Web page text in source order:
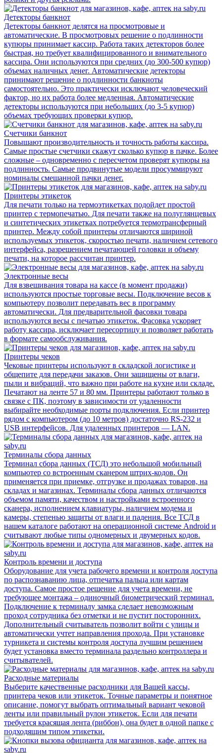
Детекторы банкнот
Детекторы банкнот делятся на просмотровые и
автоматические. В просмотровых решение о подлинности
купюры принимает кассир. Работа таких детекторов более
быстрая, но требует квалифицированного и внимательного
кассира. Они используются при средних (до 300-500 купюр)
объемах наличных денег. Автоматические детекторы
принимают решение о подлинности банкноты
самостоятельно. Это практически исключают человеческий
фактор, но их работа более медленная. Автоматические
детекторы используются при небольших (до 3-5 купюр)
объемах требующих проверки купюр.
Счетчики банкнот
Повышают производительность и точность работы кассира.
Самые простые счетчики скажут сколько купюр в пачке. Более
сложные – одновременно с пересчетом проверят купюры на
подлинность. Самые продвинутые модели просуммируют
номиналы смешанной пачки денег.
Принтеры этикеток
Для печати только на термоэтикетках подойдет простой
принтер с термопечатью. Для печати также на полуглянцевых
и синтетических этикетках потребуется термотрансферный
принтер. Между собой принтеры отличаются шириной
используемых этикеток, скоростью печати, наличием сетевого
интерфейса, разрешением печатающей головки и объему
печати, на которое рассчитан принтер.
Электронные весы
Для взвешивания товара на кассе (в момент продажи)
используются простые торговые весы. Подключение весов к
компьютеру позволит передавать вес в программу
автоматически. Для предварительной фасовки товара
используются весы с печатью этикеток. Фасовка ускоряет
работу кассира, исключает пересортицу и позволяет работать
в формате самообслуживания.
Принтеры чеков
Чековые принтеры используют в складской логистике и
общепите для передачи заказов. Они защищены от влаги,
пыли и вибраций, что важно при работе на кухне или складе.
Печатают на ленте 57 и 80 мм. Принтеры работают только в
связке с ПК, поэтому в зависимости от удаленности
выбирайте необходимые порты подключения. Если принтер
рядом с компьютером (до 10 метров) достаточно RS-232 и
USB интерфейсов. Для удаленных принтеров — LAN.
Терминалы сбора данных
Терминал сбора данных (ТСД) это небольшой мобильный
компьютер со встроенным сканером штрих-кодов. Он
применяется при приемке, отгрузке и продажах товаров, на
складах и магазинах. Терминалы сбора данных отличаются
объемом памяти, качеством и настройками встроенного
сканера, исполнением клавиатуры, наличием модема и
камеры, степенью защиты от влаги и падения. Все ТСД в
нашем каталоге работают на операционной системе Android и
считывают любые типы одномерных и двумерных кодов.
Контроль времени и доступа
Оборудование для учета рабочего времени и контроля доступа
по распознаванию лица, отпечатка пальца или картам
доступа. Самое простое решение для учета времени, не
требующее монтажа – одиночный биометрический терминал.
Подключение к терминалу замка сделает невозможным
проход сотрудника без отметки и не пустит посторонних.
Дополнительный считыватель позволит войти с улицы и
автоматически учтет направления прохода. При установке
турникета и системы контроля доступа лучшим решением
будет установка вместо терминала раздельно контроллера и
считывателей.
Расходные материалы
Выберите качественные расходники для Вашей кассы,
принтера чеков или этикеток. Точные параметры и понятное
описание, помогут выбрать оптимальный вариант чековой
ленты или правильный рулон этикеток. Если для печати
требуется красящая лента (риббон), она будет в одной папке с
подходящим типом этикетки.